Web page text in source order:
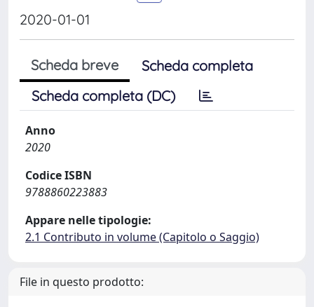
2020-01-01
Scheda breve
Scheda completa
Scheda completa (DC)
Anno
2020
Codice ISBN
9788860223883
Appare nelle tipologie:
2.1 Contributo in volume (Capitolo o Saggio)
File in questo prodotto: